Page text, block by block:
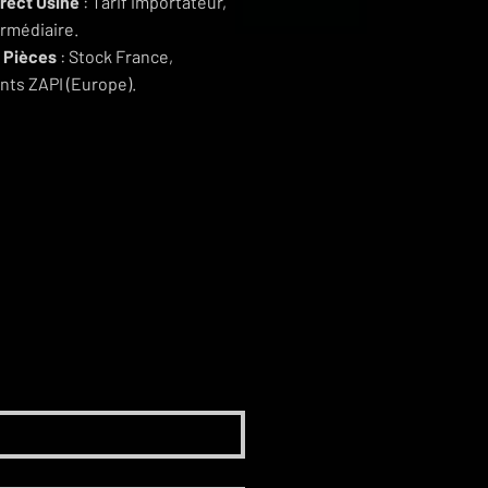
Pièces : Stock France,
ZAPI (Europe).